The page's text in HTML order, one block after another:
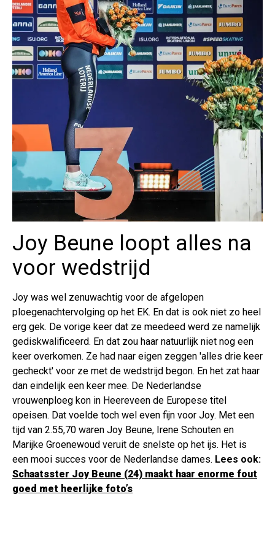
Joy Beune loopt alles na
voor wedstrijd
Joy was wel zenuwachtig voor de afgelopen
ploegenachtervolging op het EK. En dat is ook niet zo heel
erg gek. De vorige keer dat ze meedeed werd ze namelijk
gediskwalificeerd. En dat zou haar natuurlijk niet nog een
keer overkomen. Ze had naar eigen zeggen 'alles drie keer
gecheckt' voor ze met de wedstrijd begon. En het zat haar
dan eindelijk een keer mee. De Nederlandse
vrouwenploeg kon in Heereveen de Europese titel
opeisen. Dat voelde toch wel even fijn voor Joy. Met een
tijd van 2.55,70 waren Joy Beune, Irene Schouten en
Marijke Groenewoud veruit de snelste op het ijs. Het is
een mooi succes voor de Nederlandse dames. Lees ook:
Schaatsster Joy Beune (24) maakt haar enorme fout
goed met heerlijke foto’s